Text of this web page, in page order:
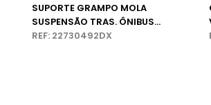
SUPORTE GRAMPO MOLA
SUSPENSÃO TRAS. ÔNIBUS
VOLVO
REF: 22730492DX